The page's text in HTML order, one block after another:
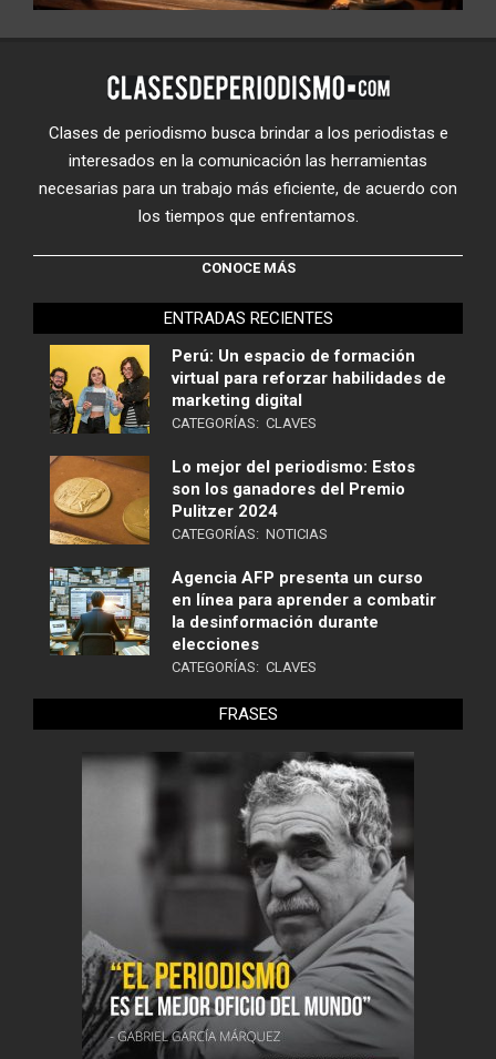
Clases de periodismo busca brindar a los periodistas e
interesados en la comunicación las herramientas
necesarias para un trabajo más eficiente, de acuerdo con
los tiempos que enfrentamos.
CONOCE MÁS
ENTRADAS RECIENTES
Perú: Un espacio de formación
virtual para reforzar habilidades de
marketing digital
CATEGORÍAS: CLAVES
Lo mejor del periodismo: Estos
son los ganadores del Premio
Pulitzer 2024
CATEGORÍAS: NOTICIAS
Agencia AFP presenta un curso
en línea para aprender a combatir
la desinformación durante
elecciones
CATEGORÍAS: CLAVES
FRASES